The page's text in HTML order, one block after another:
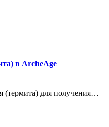
в ArcheAge
(термита) для получения…